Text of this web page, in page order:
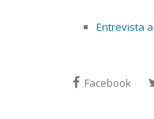
Entrevista
Facebook